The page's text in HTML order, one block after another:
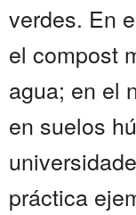
verdes. En
el compost
agua; en el
en suelos
práctica